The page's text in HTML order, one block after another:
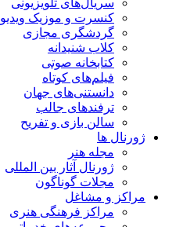
سریال‌های تلویزیونی
کنسرت و موزیک ویدیو
گردشگری مجازی
کلاب شنیدانه
کتابخانه صوتی
فیلم‌های کوتاه
دانستنی‌های جهان
ترفندهای جالب
سالن بازی و تفریح
ژورنال ها
مجله هنر
ژورنال آثار بین المللی
مجلات گوناگون
مراکز و مشاغل
مراکز فرهنگی هنری